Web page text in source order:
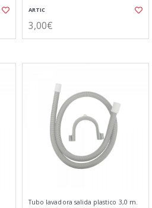
ARTIC
3,00€
Tubo lavadora salida plastico 3,0 m.